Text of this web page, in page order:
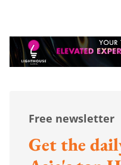
Free newsletter
Get the